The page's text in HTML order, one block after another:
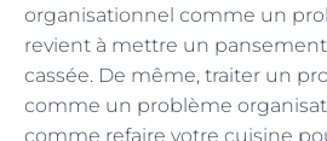
organisationnel comme un
revient à mettre un
cassée. De même, traiter un
comme un problème
comme refaire votre cuisine